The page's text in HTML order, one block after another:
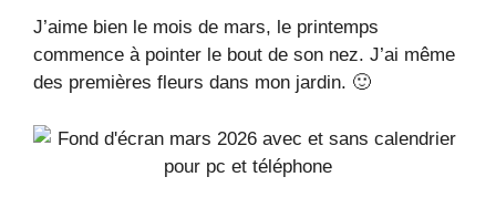
J’aime bien le mois de mars, le printemps
commence à pointer le bout de son nez. J’ai même
des premières fleurs dans mon jardin. 🙂